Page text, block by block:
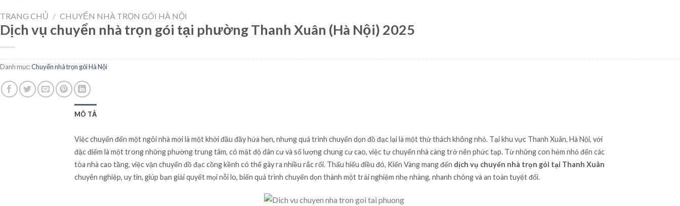
TRANG CHỦ / CHUYỂN NHÀ TRỌN GÓI HÀ NỘI
Dịch vụ chuyển nhà trọn gói tại phường Thanh Xuân (Hà Nội) 2025
Danh mục:Chuyển nhà trọn gói Hà Nội
MÔ TẢ
Việc chuyển đến một ngôi nhà mới là một khởi đầu đầy hứa hẹn, nhưng quá trình chuyển dọn đồ đạc lại là một thử thách không nhỏ. Tại khu vực Thanh Xuân, Hà Nội, với
đặc điểm là một trong những phường trung tâm, có mật độ dân cư và số lượng chung cư cao, việc tự chuyển nhà càng trở nên phức tạp. Từ những con hẻm nhỏ đến các
tòa nhà cao tầng, việc vận chuyển đồ đạc cồng kềnh có thể gây ra nhiều rắc rối. Thấu hiểu điều đó, Kiến Vàng mang đến dịch vụ chuyển nhà trọn gói tại Thanh Xuân
chuyên nghiệp, uy tín, giúp bạn giải quyết mọi nỗi lo, biến quá trình chuyển dọn thành một trải nghiệm nhẹ nhàng, nhanh chóng và an toàn tuyệt đối.